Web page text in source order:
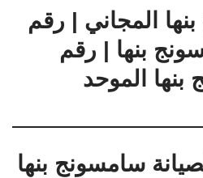
المجاني | رقم
بنها | رقم
الموحد
سامسونج بنها